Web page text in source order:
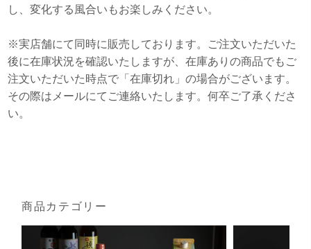
し、変化する風合いもお楽しみください。
※実店舗にて同時に販売しております。ご注文いただいた
後に在庫状況を確認いたしますが、在庫ありの商品でもご
注文いただいた時点で「在庫切れ」の場合がございます。
その際はメールにてご連絡いたします。何卒ご了承くださ
い。
商品カテゴリー